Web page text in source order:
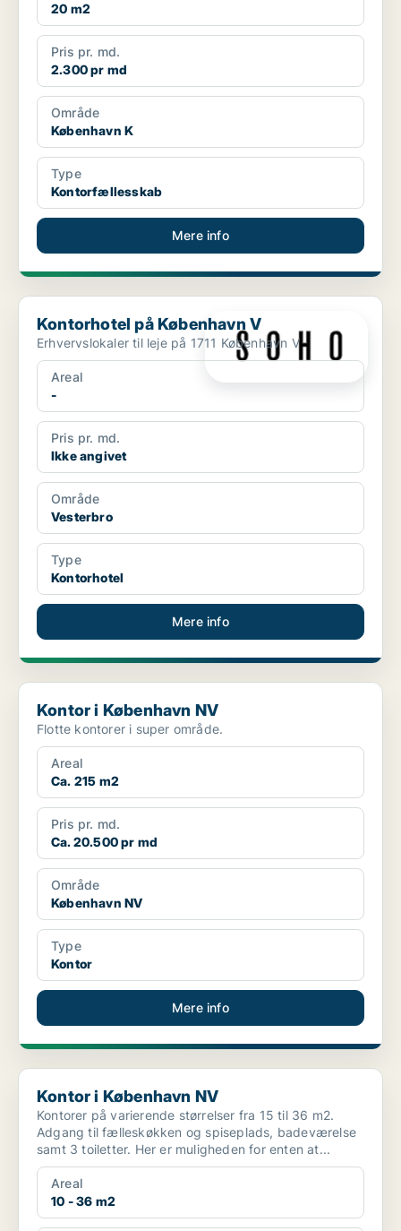
20 m2
Pris pr. md.
2.300 pr md
Område
København K
Type
Kontorfællesskab
Mere info
Kontorhotel på København V
Kontorhotel på København V
Erhvervslokaler til leje på 1711 København V
Areal
-
Pris pr. md.
Ikke angivet
Område
Vesterbro
Type
Kontorhotel
Mere info
Kontor i København NV
Kontor i København NV
Flotte kontorer i super område.
Areal
Ca. 215 m2
Pris pr. md.
Ca. 20.500 pr md
Område
København NV
Type
Kontor
Mere info
Kontor i København NV
Kontor i København NV
Kontorer på varierende størrelser fra 15 til 36 m2.
Adgang til fælleskøkken og spiseplads, badeværelse
samt 3 toiletter. Her er muligheden for enten at...
Areal
10 - 36 m2